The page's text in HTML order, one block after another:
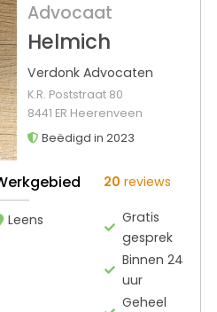
Advocaat
Helmich
Verdonk Advocaten
K.R. Poststraat 80
8441 ER Heerenveen
Beëdigd in 2023
Leens
20 reviews
Gratis
gesprek
Binnen 24
uur
Geheel